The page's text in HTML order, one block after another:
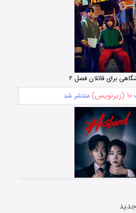
برای قاتلان فصل ۲
۱۰ (زیرنویس) منتشر شد